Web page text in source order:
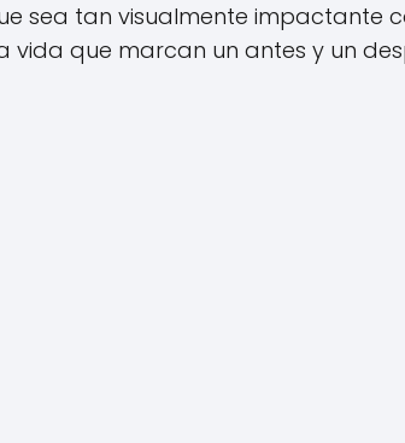
sea tan visualmente impactante
vida que marcan un antes y un